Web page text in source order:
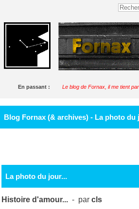
En passant : Le blog de Fornax, il me tient
Blog Fornax (& archives) - La photo du
La photo du jour...
Histoire d'amour... - parcls